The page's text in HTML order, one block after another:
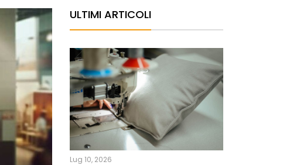
ULTIMI ARTICOLI
Lug 10, 2026